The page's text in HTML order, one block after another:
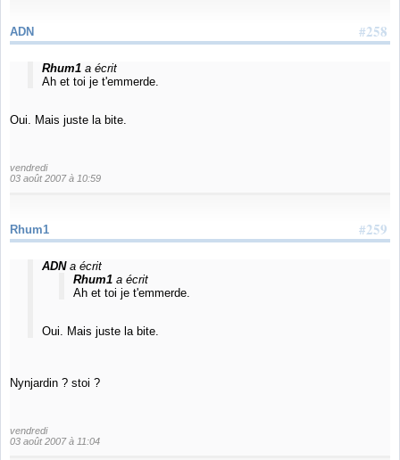
#258
ADN
Rhum1a écrit
Ah et toi je t'emmerde.
Oui. Mais juste la bite.
vendredi
03 août 2007 à 10:59
#259
Rhum1
ADNa écrit
Rhum1 a écrit
Ah et toi je t'emmerde.
Oui. Mais juste la bite.
Nynjardin ? stoi ?
vendredi
03 août 2007 à 11:04